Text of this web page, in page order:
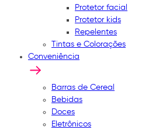
Protetor facial
Protetor kids
Repelentes
Tintas e Colorações
Conveniência
Barras de Cereal
Bebidas
Doces
Eletrônicos